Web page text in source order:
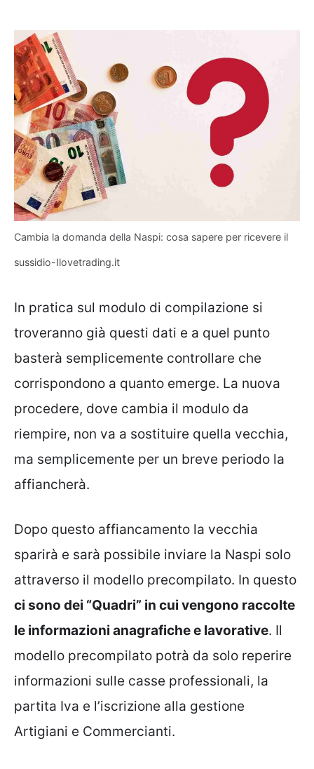
Cambia la domanda della Naspi: cosa sapere per ricevere il
sussidio-Ilovetrading.it
In pratica sul modulo di compilazione si
troveranno già questi dati e a quel punto
basterà semplicemente controllare che
corrispondono a quanto emerge. La nuova
procedere, dove cambia il modulo da
riempire, non va a sostituire quella vecchia,
ma semplicemente per un breve periodo la
affiancherà.
Dopo questo affiancamento la vecchia
sparirà e sarà possibile inviare la Naspi solo
attraverso il modello precompilato. In questo
ci sono dei “Quadri” in cui vengono raccolte
le informazioni anagrafiche e lavorative. Il
modello precompilato potrà da solo reperire
informazioni sulle casse professionali, la
partita Iva e l’iscrizione alla gestione
Artigiani e Commercianti.